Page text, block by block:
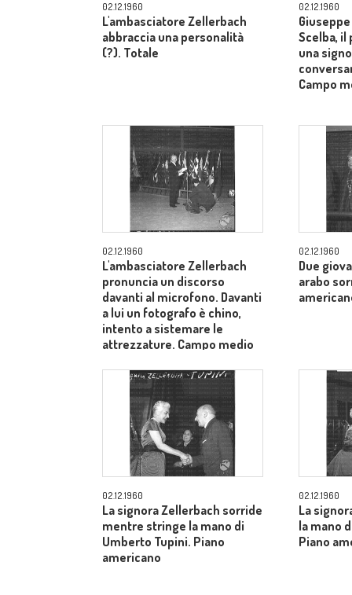
02.12.1960
L'ambasciatore Zellerbach
abbraccia una personalità
(?). Totale
02.12.1960
Scelba,
una
Campo
02.12.1960
L'ambasciatore Zellerbach
pronuncia un discorso
davanti al microfono. Davanti
a lui un fotografo è chino,
intento a sistemare le
attrezzature. Campo medio
02.12.1960
Due
arabo
02.12.1960
La signora Zellerbach sorride
mentre stringe la mano di
Umberto Tupini. Piano
americano
02.12.1960
La
la mano
Piano